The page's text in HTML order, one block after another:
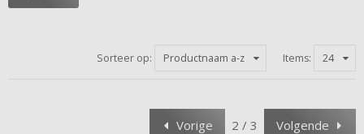
Sorteer op: Productnaam a-z Items: 24
Vorige 2 / 3 Volgende